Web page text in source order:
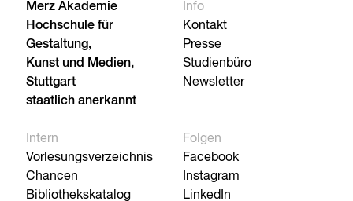
Merz Akademie
Hochschule für
Gestaltung,
Kunst und Medien,
Stuttgart
staatlich anerkannt
Info
Kontakt
Presse
Studienbüro
Newsletter
Intern
Vorlesungsverzeichnis
Chancen
Bibliothekskatalog
Folgen
Facebook
Instagram
LinkedIn